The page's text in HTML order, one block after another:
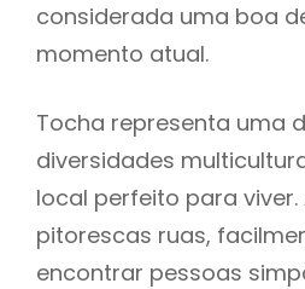
considerada uma boa
momento atual.
Tocha representa uma
diversidades
local perfeito para
pitorescas ruas,
encontrar pessoas